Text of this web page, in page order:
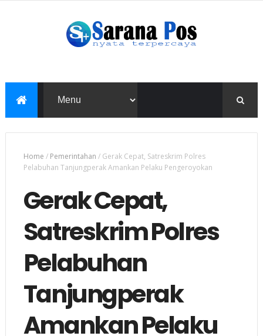
Home / Pemerintahan / Gerak Cepat, Satreskrim Polres
Pelabuhan Tanjungperak Amankan Pelaku Pengeroyokan
Gerak Cepat,
Satreskrim Polres
Pelabuhan
Tanjungperak
Amankan Pelaku